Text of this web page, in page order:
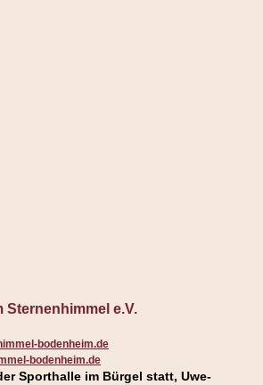
Sternenhimmel e.V.
bodenheim.de
bodenheim.de
Sporthalle im Bürgel statt, Uwe-